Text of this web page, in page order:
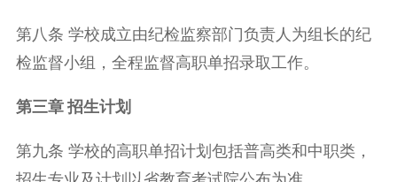
第八条 学校成立由纪检监察部门负责人为组长的纪
检监督小组，全程监督高职单招录取工作。
第三章 招生计划
第九条 学校的高职单招计划包括普高类和中职类，